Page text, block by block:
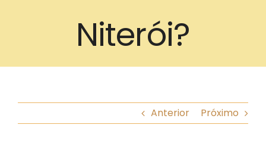
Niterói?
Anterior Próximo